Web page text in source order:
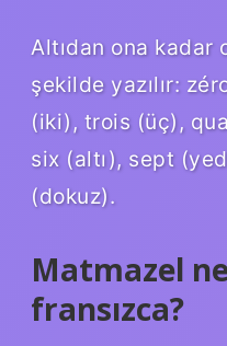
Altıdan ona kadar
şekilde yazılır:
(iki), trois (üç),
six (altı), sept
(dokuz).
Matmazel
fransızca?